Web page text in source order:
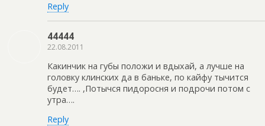
Reply
44444
22.08.2011
Какинчик на губы положи и вдыхай, а лучше на
головку клинских да в баньке, по кайфу тычится
будет…. ,Потычся пидоросня и подрочи потом с
утра….
Reply